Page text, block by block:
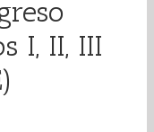
I, II, III